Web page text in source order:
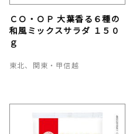
ＣＯ・ＯＰ 大葉香る６種の
和風ミックスサラダ １５０
ｇ
東北、関東・甲信越